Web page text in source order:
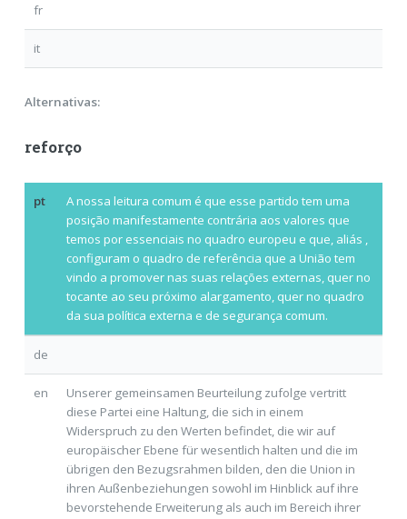
fr
it
Alternativas:
reforço
pt
A nossa leitura comum é que esse partido tem uma
posição manifestamente contrária aos valores que
temos por essenciais no quadro europeu e que, aliás ,
configuram o quadro de referência que a União tem
vindo a promover nas suas relações externas, quer no
tocante ao seu próximo alargamento, quer no quadro
da sua política externa e de segurança comum.
de
en
Unserer gemeinsamen Beurteilung zufolge vertritt
diese Partei eine Haltung, die sich in einem
Widerspruch zu den Werten befindet, die wir auf
europäischer Ebene für wesentlich halten und die im
übrigen den Bezugsrahmen bilden, den die Union in
ihren Außenbeziehungen sowohl im Hinblick auf ihre
bevorstehende Erweiterung als auch im Bereich ihrer